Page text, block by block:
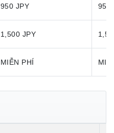
950 JPY 950
1,500 JPY
MIỄN PHÍ